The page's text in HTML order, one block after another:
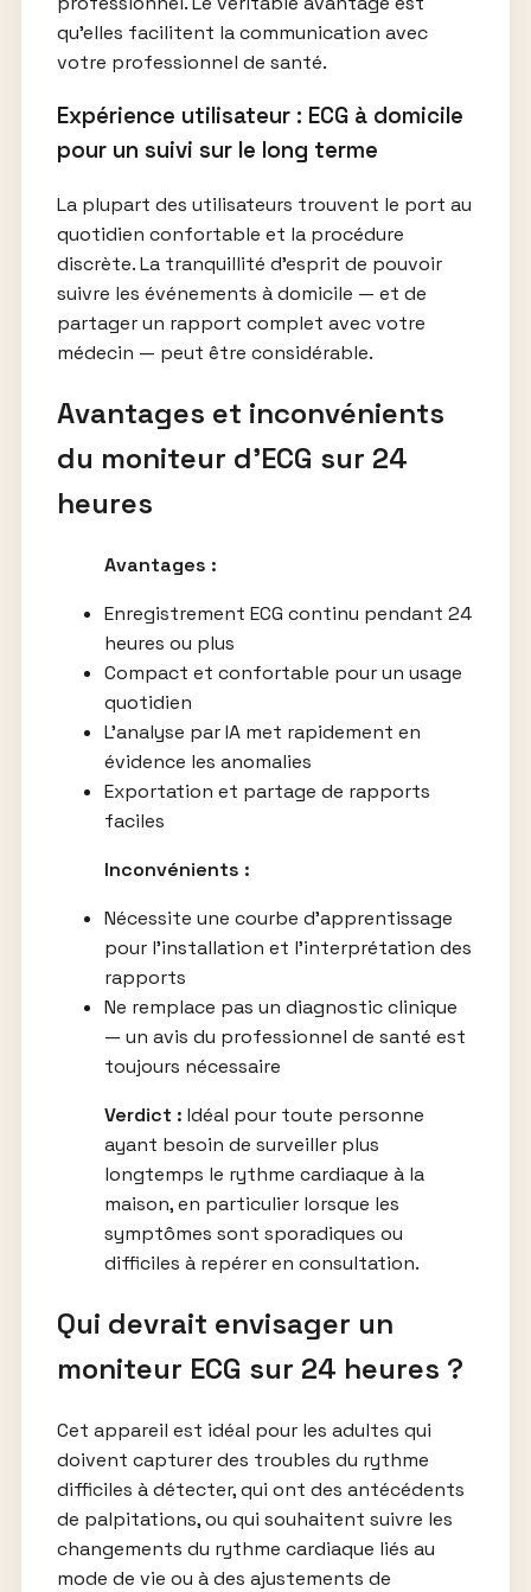
qu’elles facilitent la communication avec
votre professionnel de santé.
Expérience utilisateur : ECG à domicile
pour un suivi sur le long terme
La plupart des utilisateurs trouvent le port au
quotidien confortable et la procédure
discrète. La tranquillité d’esprit de pouvoir
suivre les événements à domicile — et de
partager un rapport complet avec votre
médecin — peut être considérable.
Avantages et inconvénients
du moniteur d’ECG sur 24
heures
Avantages :
Enregistrement ECG continu pendant 24
heures ou plus
Compact et confortable pour un usage
quotidien
L’analyse par IA met rapidement en
évidence les anomalies
Exportation et partage de rapports
faciles
Inconvénients :
Nécessite une courbe d’apprentissage
pour l’installation et l’interprétation des
rapports
Ne remplace pas un diagnostic clinique
— un avis du professionnel de santé est
toujours nécessaire
Verdict : Idéal pour toute personne
ayant besoin de surveiller plus
longtemps le rythme cardiaque à la
maison, en particulier lorsque les
symptômes sont sporadiques ou
difficiles à repérer en consultation.
Qui devrait envisager un
moniteur ECG sur 24 heures ?
Cet appareil est idéal pour les adultes qui
doivent capturer des troubles du rythme
difficiles à détecter, qui ont des antécédents
de palpitations, ou qui souhaitent suivre les
changements du rythme cardiaque liés au
mode de vie ou à des ajustements de